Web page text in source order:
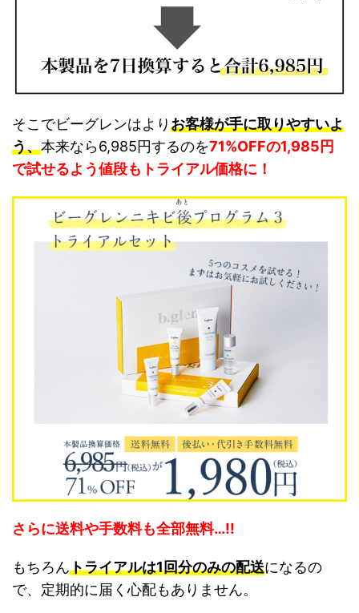
そこでビーグレンはよりお客様が手に取りやすいよ
う、本来なら6,985円するのを71%OFFの1,985円
で試せるよう値段もトライアル価格に！
さらに送料や手数料も全部無料…!!
もちろんトライアルは1回分のみの配送になるの
で、定期的に届く心配もありません。